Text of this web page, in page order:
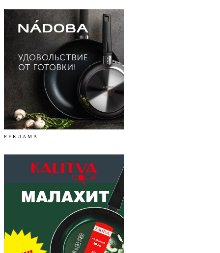
Р Е К Л А М А